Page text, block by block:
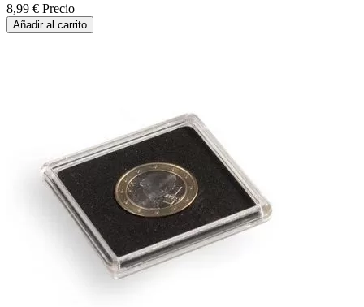
8,99 € Precio
Añadir al carrito